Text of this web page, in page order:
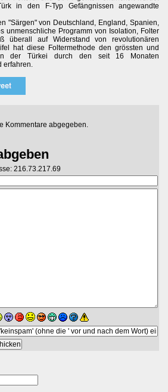
in den F-Typ Gefängnissen angewandte
"Särgen" von Deutschland, England, Spanien,
unmenschliche Programm von Isolation, Folter
überall auf Widerstand von revolutionären
hat diese Foltermethode den grössten und
in der Türkei durch den seit 16 Monaten
erfahren.
Kommentare abgegeben.
216.73.217.69